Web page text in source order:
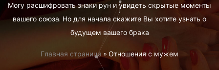
Могу расшифровать знаки рун и увидеть скрытые моменты
вашего союза. Но для начала скажите Вы хотите узнать о
будущем вашего брака
Главная страница » Отношения с мужем